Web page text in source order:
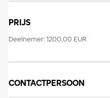
PRIJS
Deelnemer: 1200,00 EUR
CONTACTPERSOON